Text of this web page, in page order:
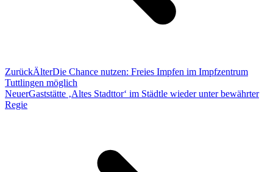
ZurückÄlterDie Chance nutzen: Freies Impfen im Impfzentrum
Tuttlingen möglich
NeuerGaststätte ‚Altes Stadttor‘ im Städtle wieder unter bewährter
Regie